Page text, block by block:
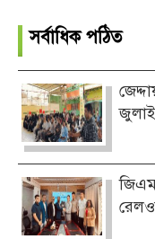
সর্বাধিক পঠিত
জিএম